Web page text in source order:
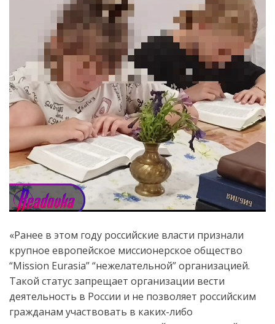
«Ранее в этом году российские власти признали
крупное европейское миссионерское общество
“Mission Eurasia” “нежелательной” организацией.
Такой статус запрещает организации вести
деятельность в России и не позволяет российским
гражданам участвовать в каких-либо